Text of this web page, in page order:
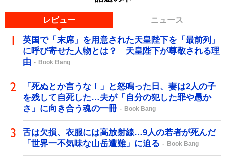
レビュー ニュース
英国で「末席」を用意された天皇陛下を「最前列」
に呼び寄せた人物とは？ 天皇陛下が尊敬される理
由
Book Bang
「死ぬとか言うな！」と怒鳴った日、妻は2人の子
を残して自死した…夫が「自分の犯した罪や愚か
さ」に向き合う魂の一冊
Book Bang
舌は欠損、衣服には高放射線…9人の若者が死んだ
「世界一不気味な山岳遭難」に迫る
Book Bang